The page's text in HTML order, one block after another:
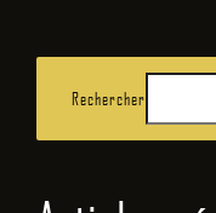
Rechercher